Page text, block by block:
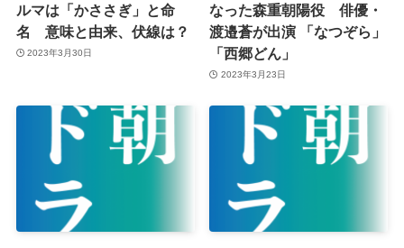
ルマは「かささぎ」と命
名 意味と由来、伏線は？
2023年3月30日
なった森重朝陽役 俳優・
渡邉蒼が出演 「なつぞら」
「西郷どん」
2023年3月23日